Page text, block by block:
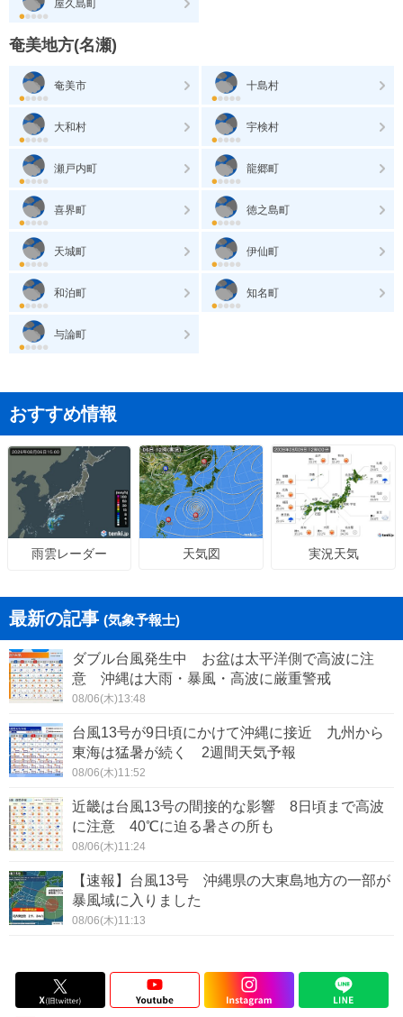
屋久島町
奄美地方(名瀬)
奄美市 十島村
大和村 宇検村
瀬戸内町 龍郷町
喜界町 徳之島町
天城町 伊仙町
和泊町 知名町
与論町
おすすめ情報
雨雲レーダー 天気図 実況天気
最新の記事 (気象予報士)
ダブル台風発生中 お盆は太平洋側で高波に注
意 沖縄は大雨・暴風・高波に厳重警戒
08/06(木)13:48
台風13号が9日頃にかけて沖縄に接近 九州から
東海は猛暑が続く 2週間天気予報
08/06(木)11:52
近畿は台風13号の間接的な影響 8日頃まで高波
に注意 40℃に迫る暑さの所も
08/06(木)11:24
【速報】台風13号 沖縄県の大東島地方の一部が
暴風域に入りました
08/06(木)11:13